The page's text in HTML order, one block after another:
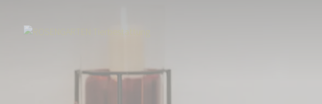
Tierbestattung Kleintierbestattung